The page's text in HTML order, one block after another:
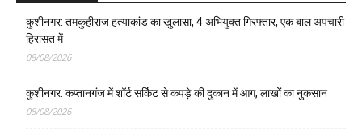
कुशीनगर: तमकुहीराज हत्याकांड का खुलासा, 4 अभियुक्त गिरफ्तार, एक बाल अपचारी
हिरासत में
08/08/2026
कुशीनगर: कप्तानगंज में शॉर्ट सर्किट से कपड़े की दुकान में आग, लाखों का नुकसान
08/08/2026